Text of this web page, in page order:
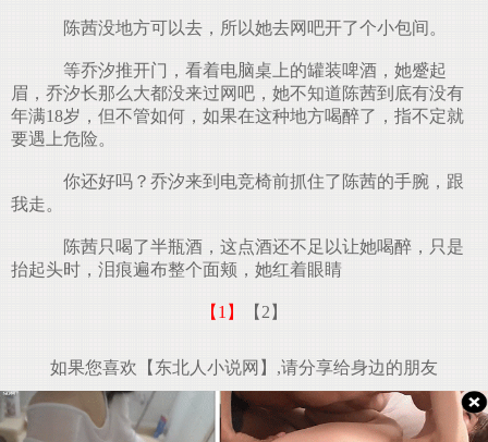
陈茜没地方可以去，所以她去网吧开了个小包间。
等乔汐推开门，看着电脑桌上的罐装啤酒，她蹙起
眉，乔汐长那么大都没来过网吧，她不知道陈茜到底有没有
年满18岁，但不管如何，如果在这种地方喝醉了，指不定就
要遇上危险。
你还好吗？乔汐来到电竞椅前抓住了陈茜的手腕，跟
我走。
陈茜只喝了半瓶酒，这点酒还不足以让她喝醉，只是
抬起头时，泪痕遍布整个面颊，她红着眼睛
【1】 【2】
如果您喜欢【东北人小说网】,请分享给身边的朋友